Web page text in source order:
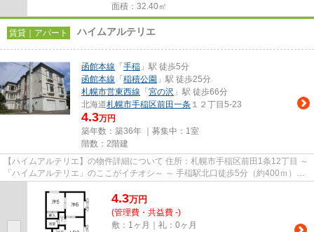
面積：32.40㎡
賃貸｜アパート ハイムアルテリエ
函館本線 「 手稲 」駅 徒歩5分
函館本線 「 稲積公園 」駅 徒歩25分
札幌市営東西線 「 宮の沢 」駅 徒歩66分
北海道札幌市手稲区前田一条 １２丁目5-23
4.3万円
築年数：築36年 ｜募集中： 1室
階数：2階建
【ハイムアルテリエ】の物件詳細について 住所：札幌市手稲区前田1条12丁目 ～
「ハイムアルテリエ」のここがイチオシ～ ～ 手稲駅北口徒歩5分（約400ｍ）で
4.3万円
(管理費・共益費 -)
敷：1ヶ月｜礼：0ヶ月